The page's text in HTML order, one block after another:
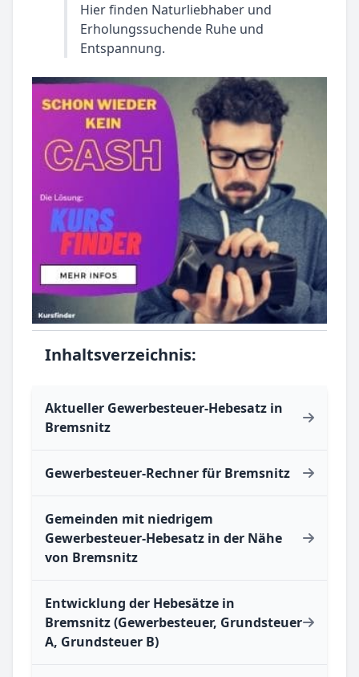
Hier finden Naturliebhaber und
Erholungssuchende Ruhe und
Entspannung.
Inhaltsverzeichnis:
Aktueller Gewerbesteuer-Hebesatz in
Bremsnitz
Gewerbesteuer-Rechner für Bremsnitz
Gemeinden mit niedrigem
Gewerbesteuer-Hebesatz in der Nähe
von Bremsnitz
Entwicklung der Hebesätze in
Bremsnitz (Gewerbesteuer, Grundsteuer
A, Grundsteuer B)